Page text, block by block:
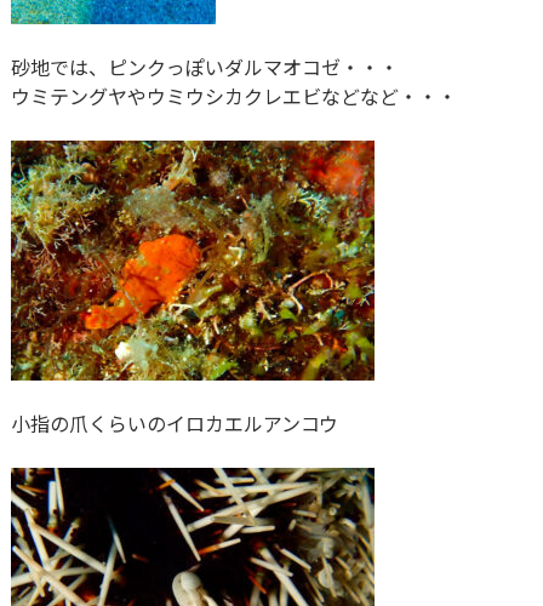
砂地では、ピンクっぽいダルマオコゼ・・・
ウミテングヤやウミウシカクレエビなどなど・・・
小指の爪くらいのイロカエルアンコウ